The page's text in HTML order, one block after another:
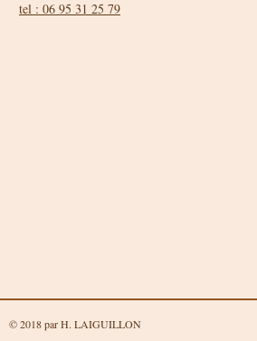
tel : 06 95 31 25 79
© 2018 par H. LAIGUILLON